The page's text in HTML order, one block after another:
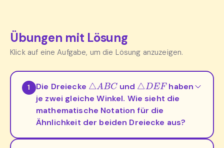
Übungen mit Lösung
Klick auf eine Aufgabe, um die Lösung anzuzeigen.
1 Die Dreiecke △ A BCund △ DEF haben
je zwei gleiche Winkel. Wie sieht die
mathematische Notation für die
Ähnlichkeit der beiden Dreiecke aus?